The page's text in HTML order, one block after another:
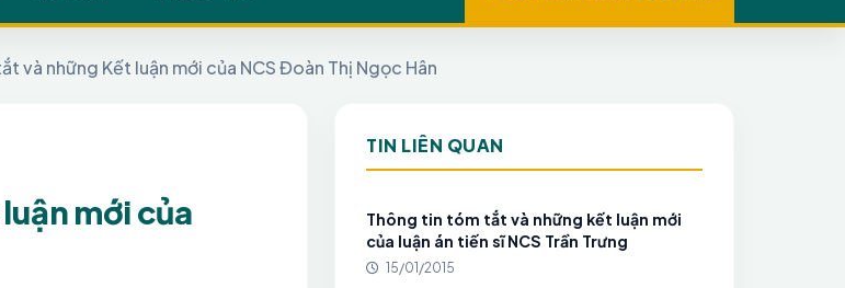
và những Kết luận mới của NCS Đoàn Thị Ngọc Hân
mới của
TIN LIÊN QUAN
Thông tin tóm tắt và những kết luận mới
của luận án tiến sĩ NCS Trần Trưng
15/01/2015